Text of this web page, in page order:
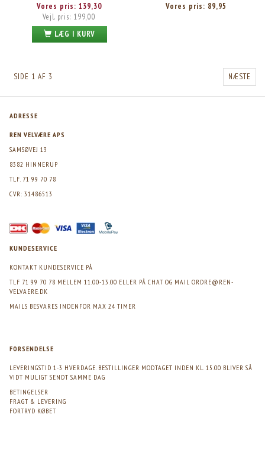
Vores pris: 139,30
Vejl. pris: 199,00
LÆG I KURV
Vores pris: 89,95
SIDE 1 AF 3 NÆSTE
ADRESSE
REN VELVÆRE APS
SAMSØVEJ 13
8382 HINNERUP
TLF. 71 99 70 78
CVR: 31486513
KUNDESERVICE
KONTAKT KUNDESERVICE PÅ
TLF 71 99 70 78 MELLEM 11.00-13.00 ELLER PÅ CHAT OG MAIL ORDRE@REN-
VELVAERE.DK
MAILS BESVARES INDENFOR MAX 24 TIMER
FORSENDELSE
LEVERINGSTID 1-3 HVERDAGE. BESTILLINGER MODTAGET INDEN KL. 15.00 BLIVER SÅ
VIDT MULIGT SENDT SAMME DAG
BETINGELSER
FRAGT & LEVERING
FORTRYD KØBET